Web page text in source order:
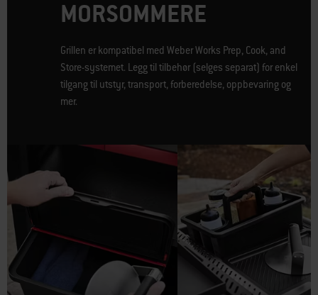
MORSOMMERE
Grillen er kompatibel med Weber Works Prep, Cook, and
Store-systemet. Legg til tilbehør (selges separat) for enkel
tilgang til utstyr, transport, forberedelse, oppbevaring og
mer.